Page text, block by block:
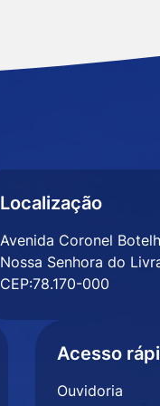
Localização
Avenida Coronel
Nossa Senhora do
CEP:78.170-000
Acesso
Ouvidoria